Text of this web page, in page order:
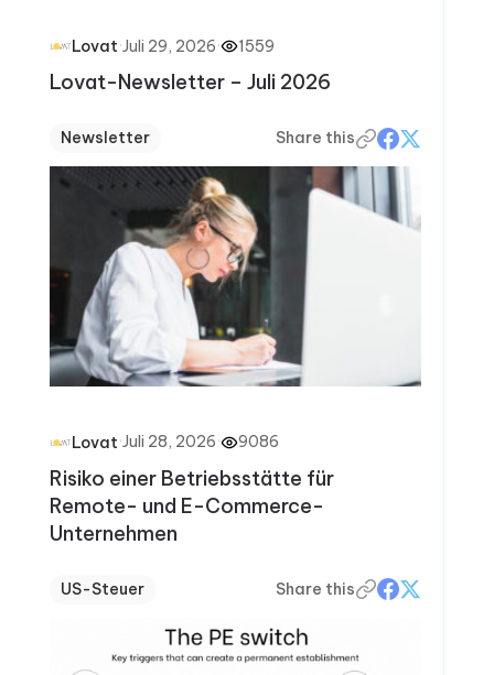
Lovat·Juli 29, 2026· 1559
Lovat-Newsletter – Juli 2026
Newsletter Share this
Lovat·Juli 28, 2026· 9086
Risiko einer Betriebsstätte für
Remote- und E-Commerce-
Unternehmen
US-Steuer Share this